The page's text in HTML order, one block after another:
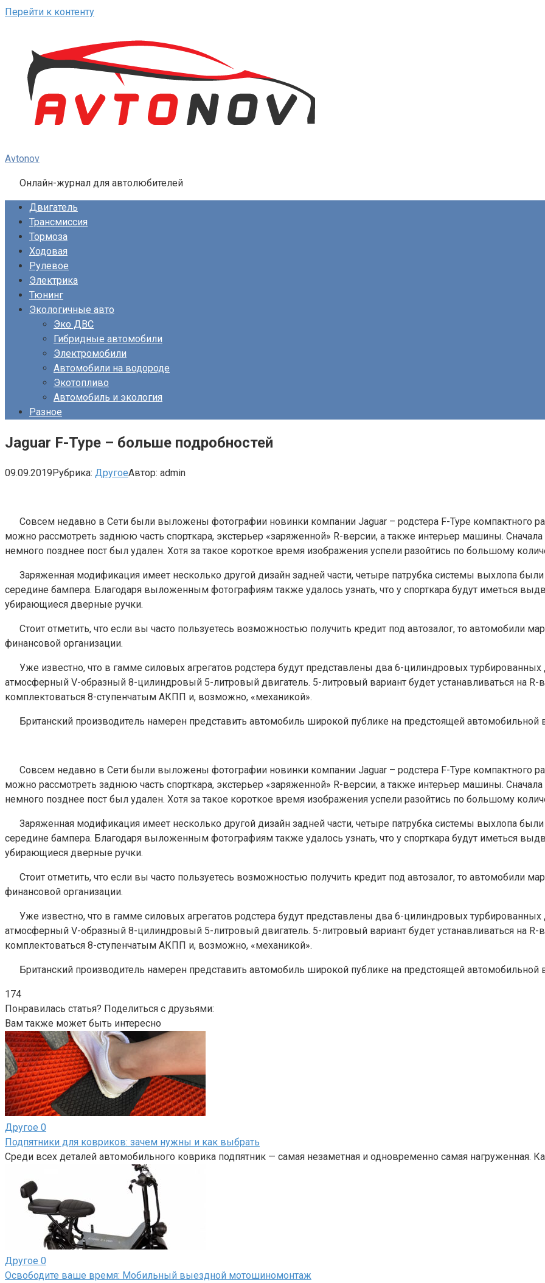
Перейти к контенту
Avtonov
Онлайн-журнал для автолюбителей
Двигатель
Трансмиссия
Тормоза
Ходовая
Рулевое
Электрика
Тюнинг
Экологичные авто
Эко ДВС
Гибридные автомобили
Электромобили
Автомобили на водороде
Экотопливо
Автомобиль и экология
Разное
Jaguar F-Type – больше подробностей
09.09.2019Рубрика: ДругоеАвтор: admin
Совсем недавно в Сети были выложены фотографии новинки компании Jaguar – родстера F-Type компактного
можно рассмотреть заднюю часть спорткара, экстерьер «заряженной» R-версии, а также интерьер машины.
немного позднее пост был удален. Хотя за такое короткое время изображения успели разойтись по большому
Заряженная модификация имеет несколько другой дизайн задней части, четыре патрубка системы выхлопа
середине бампера. Благодаря выложенным фотографиям также удалось узнать, что у спорткара будут иметься
убирающиеся дверные ручки.
Стоит отметить, что если вы часто пользуетесь возможностью получить кредит под автозалог, то автомобили
финансовой организации.
Уже известно, что в гамме силовых агрегатов родстера будут представлены два 6-цилиндровых
атмосферный V-образный 8-цилиндровый 5-литровый двигатель. 5-литровый вариант будет устанавливаться на R-
комплектоваться 8-ступенчатым АКПП и, возможно, «механикой».
Британский производитель намерен представить автомобиль широкой публике на предстоящей
Совсем недавно в Сети были выложены фотографии новинки компании Jaguar – родстера F-Type компактного
можно рассмотреть заднюю часть спорткара, экстерьер «заряженной» R-версии, а также интерьер машины.
немного позднее пост был удален. Хотя за такое короткое время изображения успели разойтись по большому
Заряженная модификация имеет несколько другой дизайн задней части, четыре патрубка системы выхлопа
середине бампера. Благодаря выложенным фотографиям также удалось узнать, что у спорткара будут иметься
убирающиеся дверные ручки.
Стоит отметить, что если вы часто пользуетесь возможностью получить кредит под автозалог, то автомобили
финансовой организации.
Уже известно, что в гамме силовых агрегатов родстера будут представлены два 6-цилиндровых
атмосферный V-образный 8-цилиндровый 5-литровый двигатель. 5-литровый вариант будет устанавливаться на R-
комплектоваться 8-ступенчатым АКПП и, возможно, «механикой».
Британский производитель намерен представить автомобиль широкой публике на предстоящей
174
Понравилась статья? Поделиться с друзьями:
Вам также может быть интересно
Другое 0
Подпятники для ковриков: зачем нужны и как выбрать
Среди всех деталей автомобильного коврика подпятник — самая незаметная и одновременно самая нагруженная.
Другое 0
Освободите ваше время: Мобильный выездной мотошиномонтаж